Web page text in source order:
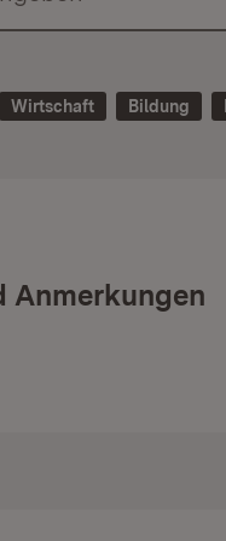
Wirtschaft Bildung
Anmerkungen